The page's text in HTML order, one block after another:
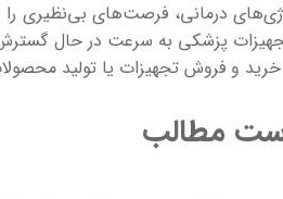
درمانی، فرصت‌های بی‌نظیری
تجهیزات پزشکی به سرعت در حال
و فروش تجهیزات یا تولید
مطالب